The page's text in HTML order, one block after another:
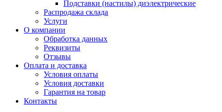
Подставки (настилы) диэлектрические
Распродажа склада
Услуги
О компании
Обработка данных
Реквизиты
Отзывы
Оплата и доставка
Условия оплаты
Условия доставки
Гарантия на товар
Контакты